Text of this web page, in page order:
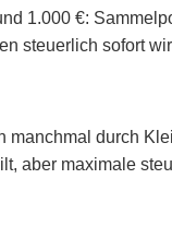
1.000 €:
steuerlich sofort
manchmal durch
aber maximale